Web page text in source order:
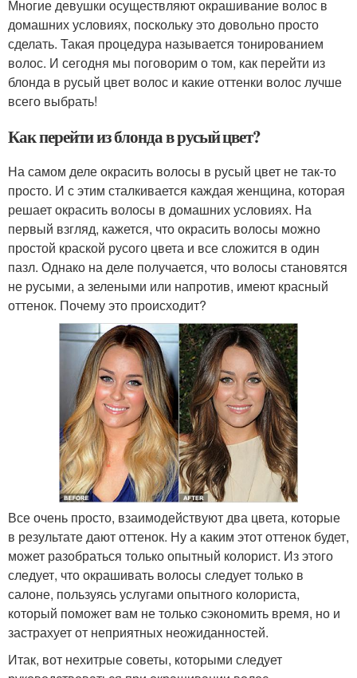
Многие девушки осуществляют окрашивание волос в
домашних условиях, поскольку это довольно просто
сделать. Такая процедура называется тонированием
волос. И сегодня мы поговорим о том, как перейти из
блонда в русый цвет волос и какие оттенки волос лучше
всего выбрать!
Как перейти из блонда в русый цвет?
На самом деле окрасить волосы в русый цвет не так-то
просто. И с этим сталкивается каждая женщина, которая
решает окрасить волосы в домашних условиях. На
первый взгляд, кажется, что окрасить волосы можно
простой краской русого цвета и все сложится в один
пазл. Однако на деле получается, что волосы становятся
не русыми, а зелеными или напротив, имеют красный
оттенок. Почему это происходит?
Все очень просто, взаимодействуют два цвета, которые
в результате дают оттенок. Ну а каким этот оттенок будет,
может разобраться только опытный колорист. Из этого
следует, что окрашивать волосы следует только в
салоне, пользуясь услугами опытного колориста,
который поможет вам не только сэкономить время, но и
застрахует от неприятных неожиданностей.
Итак, вот нехитрые советы, которыми следует